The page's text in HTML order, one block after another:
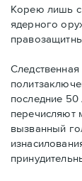
Корею лишь с
ядерного
последние
перечисляют
вызванный